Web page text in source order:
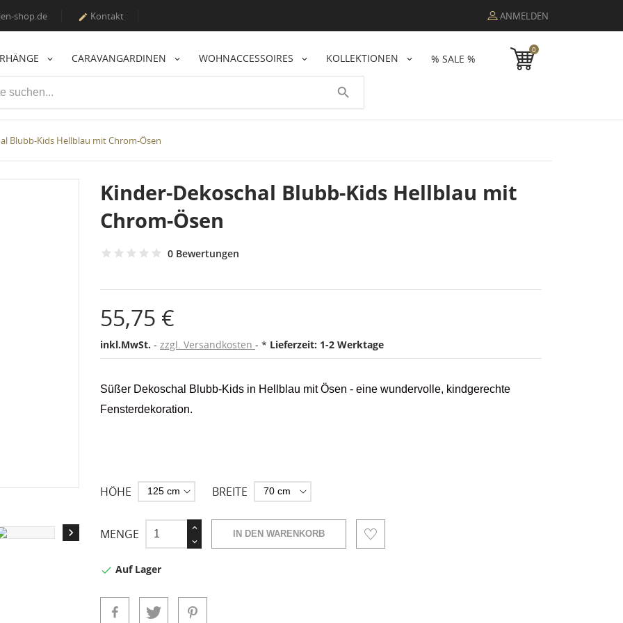
shop.de  Kontakt ANMELDEN
CARAVANGARDINEN WOHNACCESSOIRES KOLLEKTIONEN % SALE %
0
search
Blubb-Kids Hellblau mit Chrom-Ösen

Kinder-Dekoschal Blubb-Kids Hellblau mit
Chrom-Ösen
0 Bewertungen
55,75 €
inkl.MwSt. zzgl. Versandkosten * Lieferzeit: 1-2 Werktage
Süßer Dekoschal Blubb-Kids in Hellblau mit Ösen - eine wundervolle, kindgerechte
Fensterdekoration.
HÖHE BREITE
MENGE IN DEN WARENKORB
 Auf Lager